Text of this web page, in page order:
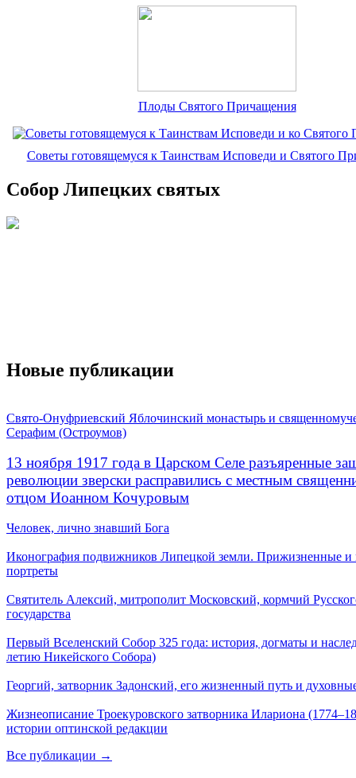
Плоды Святого Причащения
Советы готовящемуся к Таинствам Исповеди и Святого
Собор Липецких святых
Новые публикации
Свято-Онуфриевский Яблочинский монастырь и
Серафим (Остроумов)
13 ноября 1917 года в Царском Селе разъяренные
революции зверски расправились с местным
отцом Иоанном Кочуровым
Человек, лично знавший Бога
Иконография подвижников Липецкой земли. Прижизненные и
портреты
Святитель Алексий, митрополит Московский, кормчий
государства
Первый Вселенский Собор 325 года: история, догматы и
летию Никейского Собора)
Георгий, затворник Задонский, его жизненный путь и
Жизнеописание Троекуровского затворника Илариона
истории оптинской редакции
Все публикации →